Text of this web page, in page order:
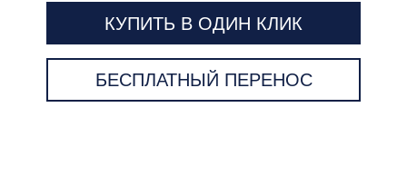
КУПИТЬ В ОДИН КЛИК
БЕСПЛАТНЫЙ ПЕРЕНОС